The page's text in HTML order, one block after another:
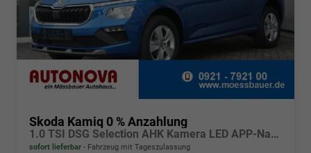
Skoda Kamiq 0 % Anzahlung
1.0 TSI DSG Selection AHK Kamera LED APP-Navi Sitzheizung
sofort lieferbar Fahrzeug mit Tageszulassung